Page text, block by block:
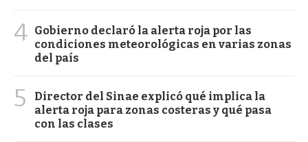
4 Gobierno declaró la alerta roja por las
condiciones meteorológicas en varias zonas
del país
5
Director del Sinae explicó qué implica la
alerta roja para zonas costeras y qué pasa
con las clases